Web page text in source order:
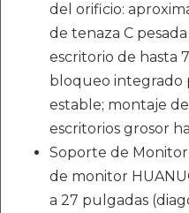
del orificio:
de tenaza C
escritorio de hasta
bloqueo integrado
estable; montaje
escritorios grosor
Soporte de
de monitor
a 27 pulgadas